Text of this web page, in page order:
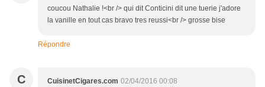
coucou Nathalie !<br /> qui dit Conticini dit une tuerie j'adore
la vanille en tout cas bravo tres reussi<br /> grosse bise
Répondre
C CuisinetCigares.com 02/04/2016 00:08